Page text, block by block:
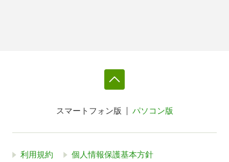
スマートフォン版 パソコン版
利用規約 個人情報保護基本方針